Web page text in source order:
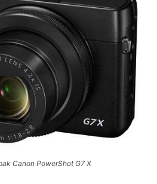
Canon PowerShot G7 X